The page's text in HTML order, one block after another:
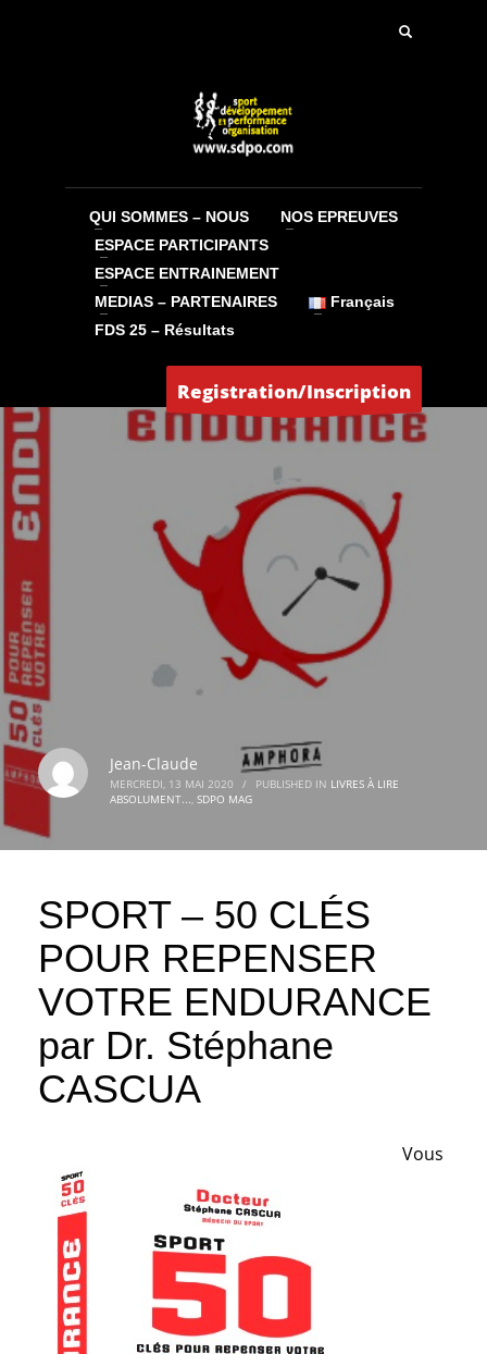
QUI SOMMES – NOUS
NOS EPREUVES
ESPACE PARTICIPANTS
ESPACE ENTRAINEMENT
MEDIAS – PARTENAIRES
Français
FDS 25 – Résultats
Registration/Inscription
Jean-Claude
MERCREDI, 13 MAI 2020 / PUBLISHED IN LIVRES À LIRE
ABSOLUMENT..., SDPO MAG
SPORT – 50 CLÉS
POUR REPENSER
VOTRE ENDURANCE
par Dr. Stéphane
CASCUA
Vous